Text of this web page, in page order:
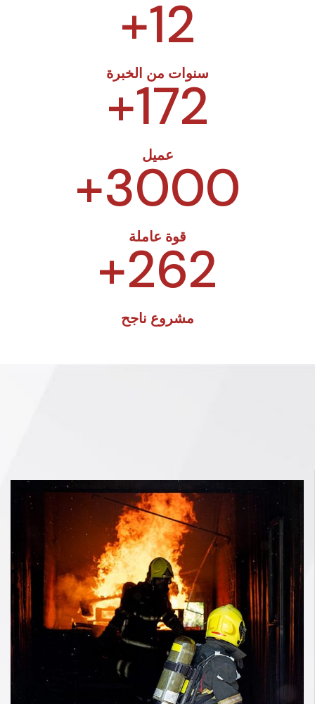
12
+
سنوات من الخبرة
172
+
عميل
3000
+
قوة عاملة
262
+
مشروع ناجح